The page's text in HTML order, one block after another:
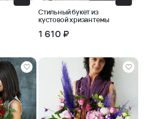
Стильный букет из
кустовой хризантемы
1 610 ₽